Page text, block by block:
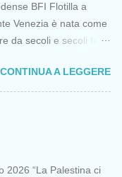
BFI Flotilla a
Venezia è nata come
da secoli e secoli fa ai
divennero preziose
Proprio
l’occasione per
CONTINUA A LEGGERE
2026 “La Palestina ci